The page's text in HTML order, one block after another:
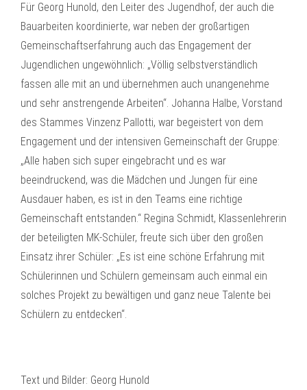
Für Georg Hunold, den Leiter des Jugendhof, der auch die
Bauarbeiten koordinierte, war neben der großartigen
Gemeinschaftserfahrung auch das Engagement der
Jugendlichen ungewöhnlich: „Völlig selbstverständlich
fassen alle mit an und übernehmen auch unangenehme
und sehr anstrengende Arbeiten“. Johanna Halbe, Vorstand
des Stammes Vinzenz Pallotti, war begeistert von dem
Engagement und der intensiven Gemeinschaft der Gruppe:
„Alle haben sich super eingebracht und es war
beeindruckend, was die Mädchen und Jungen für eine
Ausdauer haben, es ist in den Teams eine richtige
Gemeinschaft entstanden.“ Regina Schmidt, Klassenlehrerin
der beteiligten MK-Schüler, freute sich über den großen
Einsatz ihrer Schüler: „Es ist eine schöne Erfahrung mit
Schülerinnen und Schülern gemeinsam auch einmal ein
solches Projekt zu bewältigen und ganz neue Talente bei
Schülern zu entdecken“.
Text und Bilder: Georg Hunold